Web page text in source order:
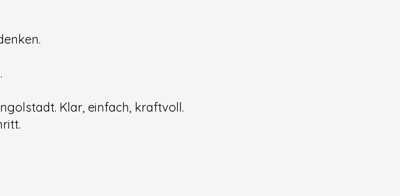
Klar, einfach, kraftvoll.